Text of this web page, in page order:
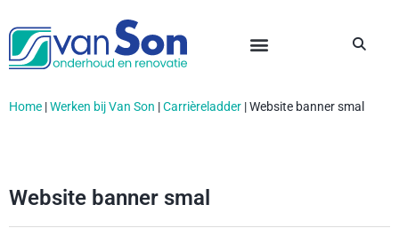
Home |Werken bij Van Son |Carrièreladder |Website banner smal
Website banner smal